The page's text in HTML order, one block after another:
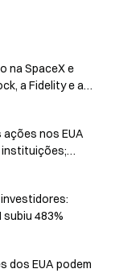
na SpaceX e
a Fidelity e a
nos EUA
instituições;
subiu 483%
dos EUA podem